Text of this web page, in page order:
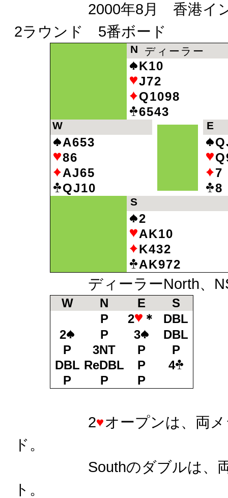
2000年8月 香港イン
2ラウンド 5番ボード
W
A653
86
AJ65
QJ10
N ディーラー
K10
J72
Q1098
6543
E
7
8
S
2
AK10
K432
AK972
ディーラーNorth、
W N E
S
P
2 ＊
DBL
2
P 3
DBL
P
3NT P
P
DBL ReDBL P
4
P
P P
2
オープンは、両
ド。
Southのダブルは、両方
ト。